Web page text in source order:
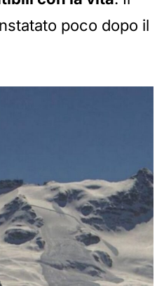
poco dopo il